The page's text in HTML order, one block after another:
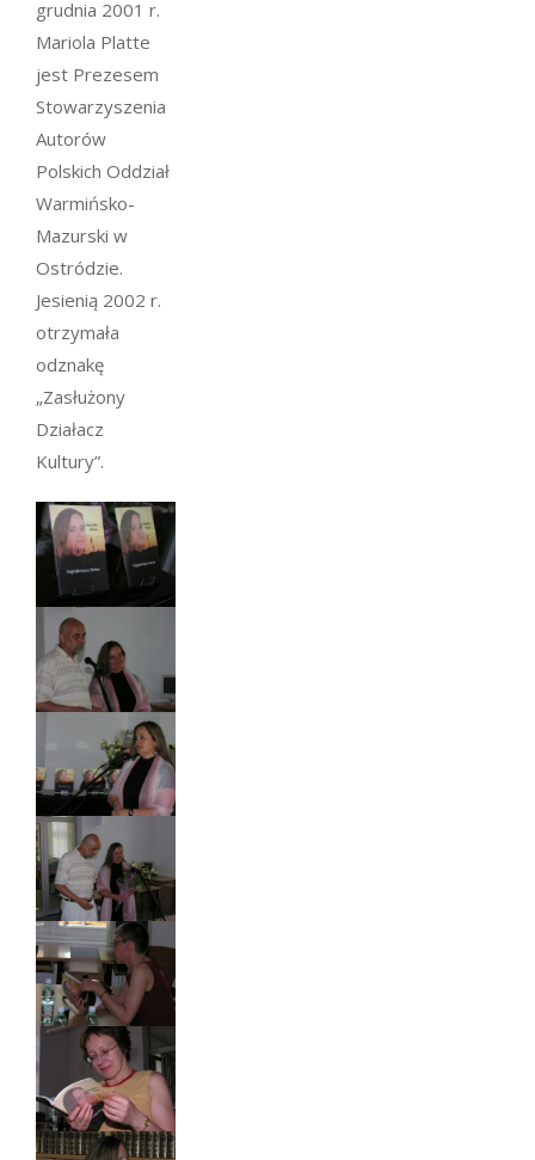
grudnia 2001 r.
Mariola Platte
jest Prezesem
Stowarzyszenia
Autorów
Polskich Oddział
Warmińsko-
Mazurski w
Ostródzie.
Jesienią 2002 r.
otrzymała
odznakę
„Zasłużony
Działacz
Kultury”.